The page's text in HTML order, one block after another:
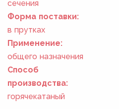
сечения
Форма поставки:
в прутках
Применение:
общего назначения
Способ
производства:
горячекатаный